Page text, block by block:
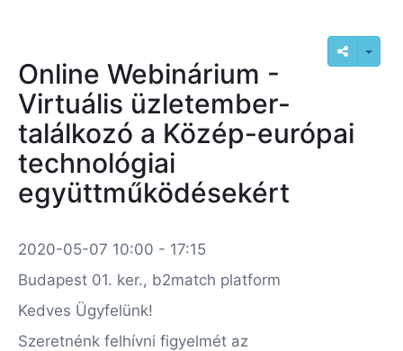
Online Webinárium -
Virtuális üzletember-
találkozó a Közép-európai
technológiai
együttműködésekért
2020-05-07 10:00 - 17:15
Budapest 01. ker., b2match platform
Kedves Ügyfelünk!
Szeretnénk felhívni figyelmét az